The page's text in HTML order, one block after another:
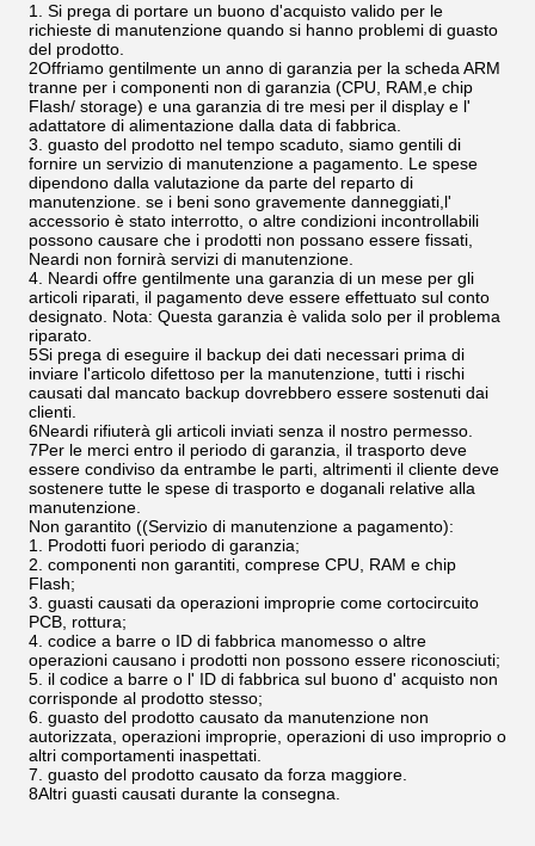
1. Si prega di portare un buono d'acquisto valido per le
richieste di manutenzione quando si hanno problemi di guasto
del prodotto.
2Offriamo gentilmente un anno di garanzia per la scheda ARM
tranne per i componenti non di garanzia (CPU, RAM,e chip
Flash/ storage) e una garanzia di tre mesi per il display e l'
adattatore di alimentazione dalla data di fabbrica.
3. guasto del prodotto nel tempo scaduto, siamo gentili di
fornire un servizio di manutenzione a pagamento. Le spese
dipendono dalla valutazione da parte del reparto di
manutenzione. se i beni sono gravemente danneggiati,l'
accessorio è stato interrotto, o altre condizioni incontrollabili
possono causare che i prodotti non possano essere fissati,
Neardi non fornirà servizi di manutenzione.
4. Neardi offre gentilmente una garanzia di un mese per gli
articoli riparati, il pagamento deve essere effettuato sul conto
designato. Nota: Questa garanzia è valida solo per il problema
riparato.
5Si prega di eseguire il backup dei dati necessari prima di
inviare l'articolo difettoso per la manutenzione, tutti i rischi
causati dal mancato backup dovrebbero essere sostenuti dai
clienti.
6Neardi rifiuterà gli articoli inviati senza il nostro permesso.
7Per le merci entro il periodo di garanzia, il trasporto deve
essere condiviso da entrambe le parti, altrimenti il cliente deve
sostenere tutte le spese di trasporto e doganali relative alla
manutenzione.
Non garantito ((Servizio di manutenzione a pagamento):
1. Prodotti fuori periodo di garanzia;
2. componenti non garantiti, comprese CPU, RAM e chip
Flash;
3. guasti causati da operazioni improprie come cortocircuito
PCB, rottura;
4. codice a barre o ID di fabbrica manomesso o altre
operazioni causano i prodotti non possono essere riconosciuti;
5. il codice a barre o l' ID di fabbrica sul buono d' acquisto non
corrisponde al prodotto stesso;
6. guasto del prodotto causato da manutenzione non
autorizzata, operazioni improprie, operazioni di uso improprio o
altri comportamenti inaspettati.
7. guasto del prodotto causato da forza maggiore.
8Altri guasti causati durante la consegna.